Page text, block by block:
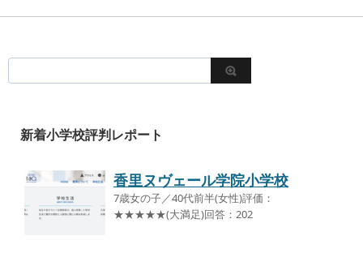
新着小学校評判レポート
香里ヌヴェール学院小学校
7歳女の子／40代前半(女性)評価：
★★★★★(大満足)回答：202